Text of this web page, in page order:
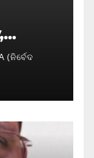
(ନିର୍ବେଦ